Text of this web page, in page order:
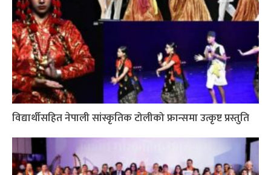
विद्यार्थीसहित नेपाली सांस्कृतिक टोलीको फ्रान्समा उत्कृष्ट प्रस्तुति